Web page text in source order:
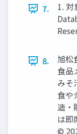
7.
1.
8.
旭松
食品
みそ
食や
造・
は即
©